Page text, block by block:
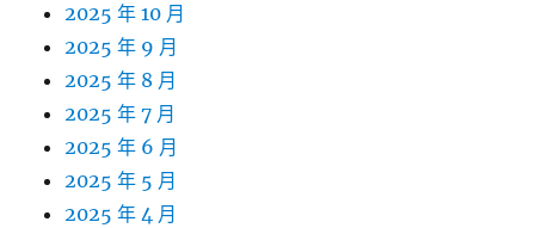
2025 年 10 月
2025 年 9 月
2025 年 8 月
2025 年 7 月
2025 年 6 月
2025 年 5 月
2025 年 4 月